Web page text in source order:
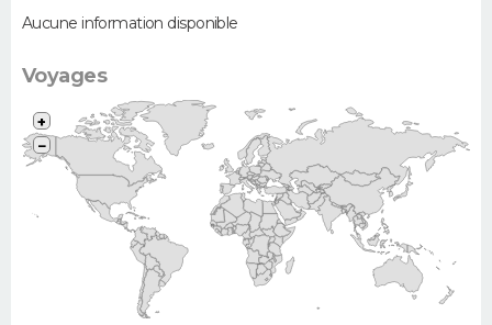
Aucune information disponible
Voyages
+
−